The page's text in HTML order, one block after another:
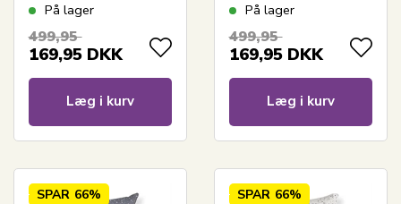
Vendbart med
På lager
499,95
169,95 DKK
Læg i kurv
Vendbart med
På lager
499,95
169,95 DKK
Læg i kurv
SPAR 66% SPAR 66%